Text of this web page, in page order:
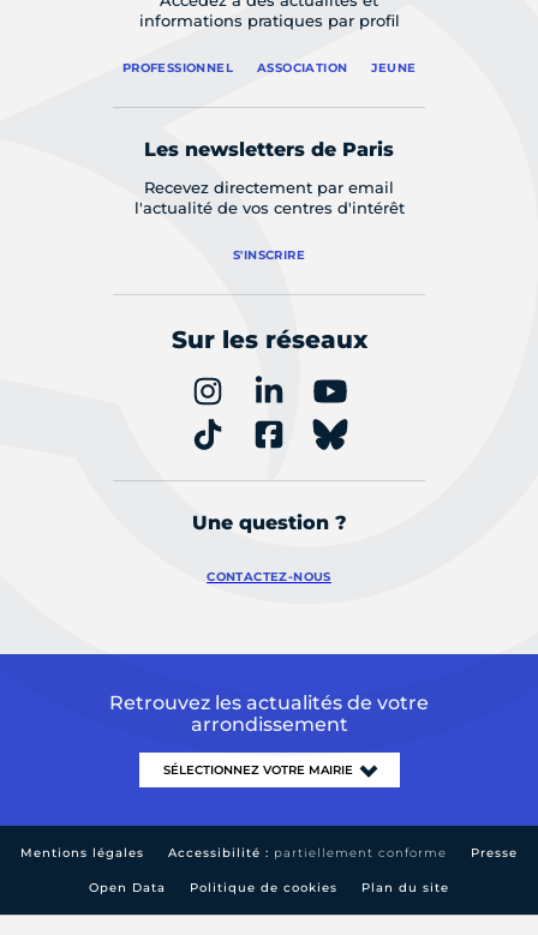
informations pratiques par profil
PROFESSIONNEL ASSOCIATION JEUNE
Les newsletters de Paris
Recevez directement par email
l'actualité de vos centres d'intérêt
S'INSCRIRE
Sur les réseaux
Une question ?
CONTACTEZ-NOUS
Retrouvez les actualités de votre
arrondissement
Mentions légales Accessibilité : partiellement conforme Presse
Open Data Politique de cookies Plan du site